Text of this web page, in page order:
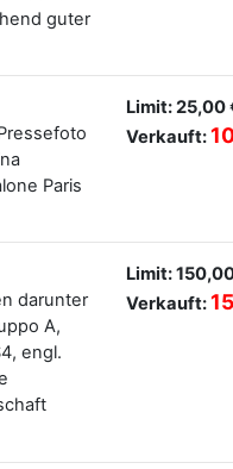
guter
Paris
Limit: 25,00
Verkauft:
darunter
A,
engl.
Limit:
Verkauft: